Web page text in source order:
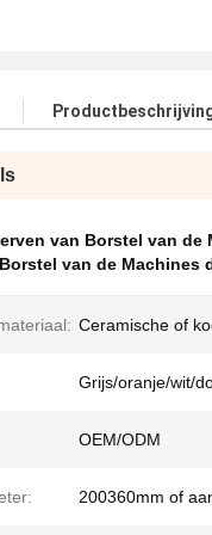
van Borstel van
van de Machines
Ceramische of
Grijs/oranje/wit/
OEM/ODM
200360mm of